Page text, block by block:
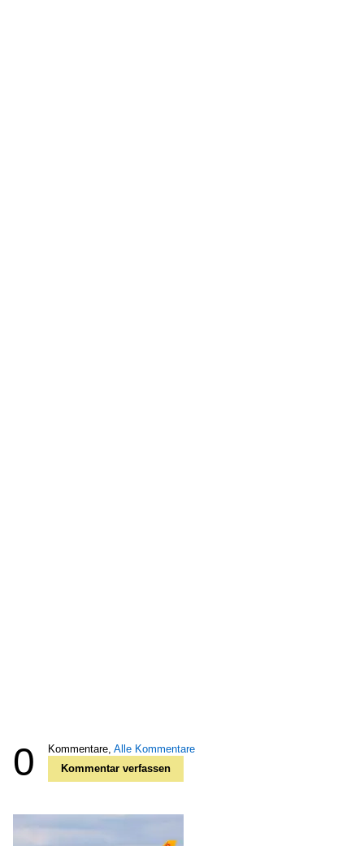
0 Kommentare, Alle Kommentare
Kommentar verfassen